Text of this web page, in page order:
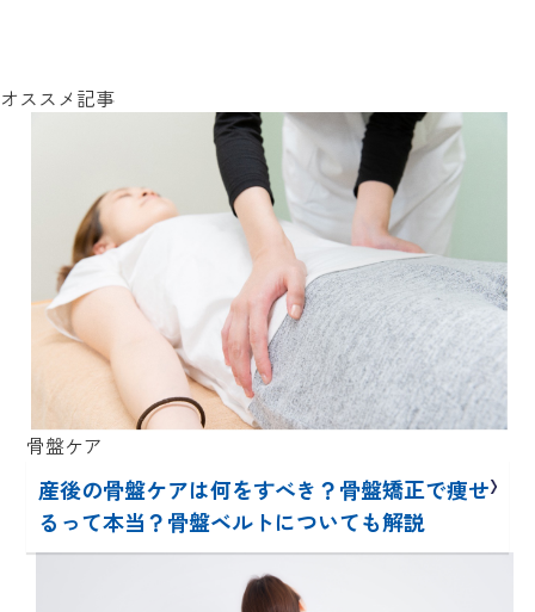
オススメ記事
骨盤ケア
産後の骨盤ケアは何をすべき？骨盤矯正で痩せ
るって本当？骨盤ベルトについても解説